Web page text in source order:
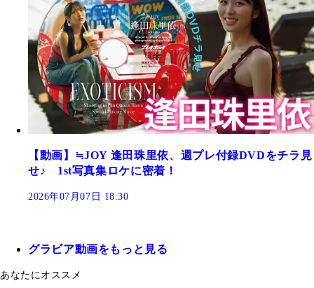
【動画】≒JOY 逢田珠里依、週プレ付録DVDをチラ見
せ♪ 1st写真集ロケに密着！
2026年07月07日 18:30
グラビア動画をもっと見る
あなたにオススメ